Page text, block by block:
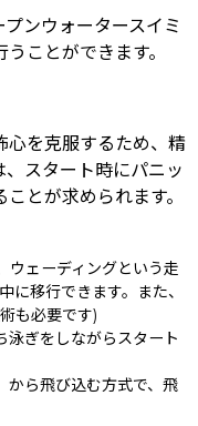
ンウォータースイミ
ことができます。
心を克服するため、精
スタート時にパニッ
とが求められます。
ウェーディングという走
に移行できます。また、
も必要です)
泳ぎをしながらスタート
から飛び込む方式で、飛